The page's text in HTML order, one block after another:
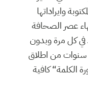
وايراداتها
عصر الصحافة
كل مرة وبدون
سنوات من اطلاق
الكلمة“ كافية